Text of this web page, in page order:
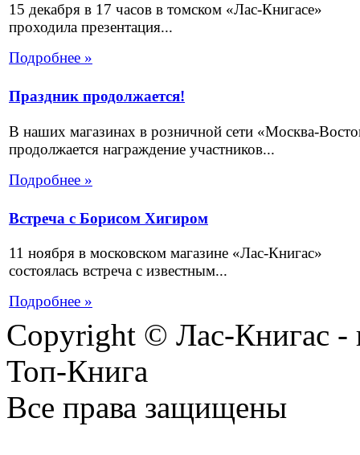
15 декабря в 17 часов в томском «Лас-Книгасе»
проходила презентация...
Подробнее »
Праздник продолжается!
В наших магазинах в розничной сети «Москва-
продолжается награждение участников...
Подробнее »
Встреча с Борисом Хигиром
11 ноября в московском магазине «Лас-Книгас»
состоялась встреча с известным...
Подробнее »
Copyright © Лас-Книгас
Топ-Книга
Все права защищены